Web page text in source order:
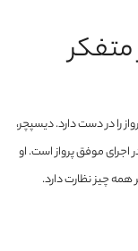
متفکر
را در دست دارد. دیسپچر،
موفق پرواز است. او
همه چیز نظارت دارد.